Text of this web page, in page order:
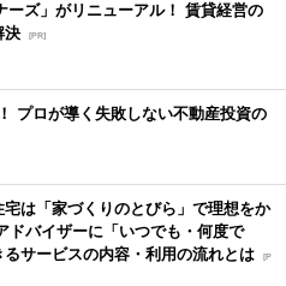
ーズ」がリニューアル！ 賃貸経営の
決 [PR]
プロが導く失敗しない不動産投資の
宅は「家づくりのとびら」で理想をか
ドバイザーに「いつでも・何度で
るサービスの内容・利用の流れとは [P